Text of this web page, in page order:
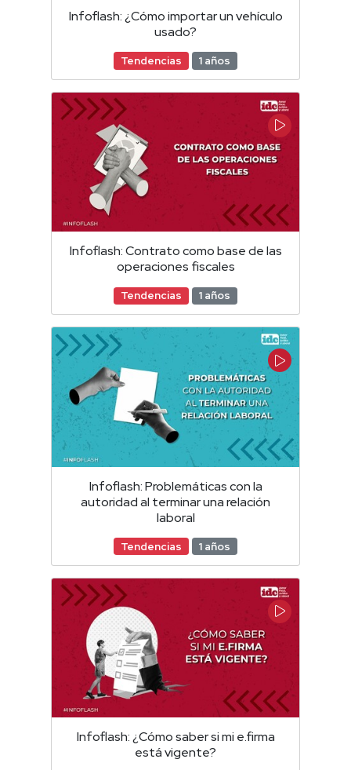
Infoflash: ¿Cómo importar un vehículo
usado?
Tendencias 1 años
Infoflash: Contrato como base de las
operaciones fiscales
Tendencias 1 años
Infoflash: Problemáticas con la
autoridad al terminar una relación
laboral
Tendencias 1 años
Infoflash: ¿Cómo saber si mi e.firma
está vigente?